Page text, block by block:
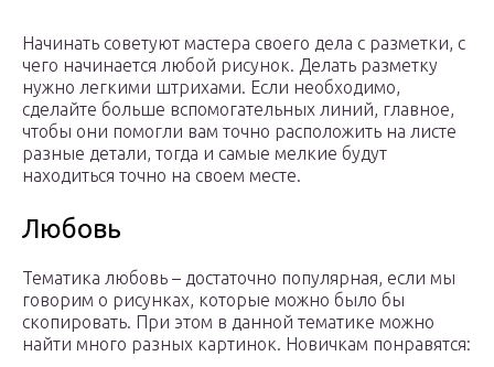
Начинать советуют мастера своего дела с разметки, с
чего начинается любой рисунок. Делать разметку
нужно легкими штрихами. Если необходимо,
сделайте больше вспомогательных линий, главное,
чтобы они помогли вам точно расположить на листе
разные детали, тогда и самые мелкие будут
находиться точно на своем месте.
Любовь
Тематика любовь – достаточно популярная, если мы
говорим о рисунках, которые можно было бы
скопировать. При этом в данной тематике можно
найти много разных картинок. Новичкам понравятся: